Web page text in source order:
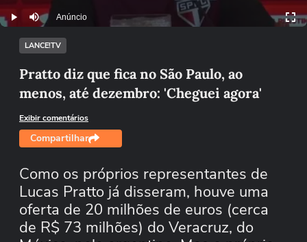
Play Mutar Anúncio
LANCE!TV
Pratto diz que fica no São Paulo, ao
menos, até dezembro: 'Cheguei agora'
Exibir comentários
Compartilhar
Como os próprios representantes de
Lucas Pratto já disseram, houve uma
oferta de 20 milhões de euros (cerca
de R$ 73 milhões) do Veracruz, do